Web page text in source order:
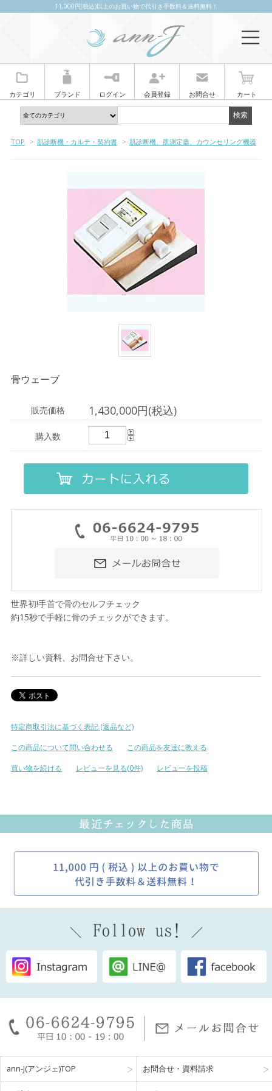
11,000円(税込)以上のお買い物で代引き手数料＆送料無料！
カテゴリ ブランド ログイン 会員登録 お問合せ カート
TOP > 肌診断機・カルテ・契約書 > 肌診断機、肌測定器、カウンセリング機器
骨ウェーブ
販売価格 1,430,000円(税込)
購入数
世界初!手首で骨のセルフチェック
約15秒で手軽に骨のチェックができます。
※詳しい資料、お問合せ下さい。
特定商取引法に基づく表記 (返品など)
この商品について問い合わせる
この商品を友達に教える
買い物を続ける
レビューを見る(0件) レビューを投稿
ann-J(アンジェ)TOP お問合せ・資料請求